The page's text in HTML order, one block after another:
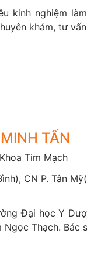
kinh nghiệm
khám, tư
TẤN
Tim Mạch
CN P. Tân
Đại học Y
Thạch. Bác